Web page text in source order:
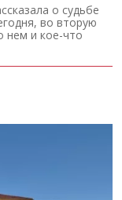
о судьбе
во вторую
нем и кое-что